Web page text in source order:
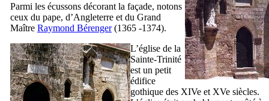
Parmi les écussons décorant la façade, notons
ceux du pape, d’Angleterre et du Grand
Maître Raymond Bérenger(1365 -1374).
L’église de la
Sainte-Trinité
est un petit
édifice
gothique des XIVe et XVe siècles.